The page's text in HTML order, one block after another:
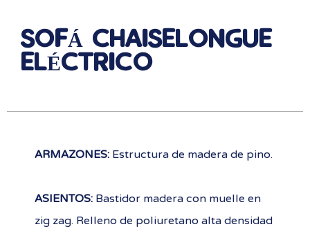
SOFÁ CHAISELONGUE
ELÉCTRICO
ARMAZONES: Estructura de madera de pino.
ASIENTOS: Bastidor madera con muelle en
zig zag. Relleno de poliuretano alta densidad